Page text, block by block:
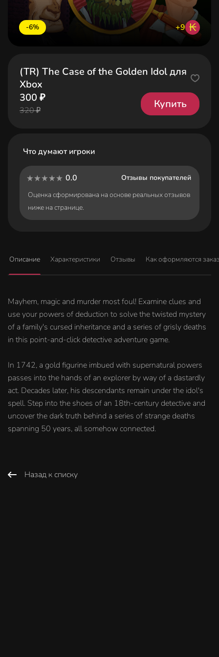
-6% +9 ₭
(TR) The Case of the Golden Idol для
Xbox
300 ₽
320 ₽
Купить
Что думают игроки
0.0
Отзывы покупателей
Оценка сформирована на основе реальных отзывов
ниже на странице.
Описание Характеристики Отзывы Как оформляются
Mayhem, magic and murder most foul! Examine clues and
use your powers of deduction to solve the twisted mystery
of a family's cursed inheritance and a series of grisly deaths
in this point-and-click detective adventure game.
In 1742, a gold figurine imbued with supernatural powers
passes into the hands of an explorer by way of a dastardly
act. Decades later, his descendants remain under the idol's
spell. Step into the shoes of an 18th-century detective and
uncover the dark truth behind a series of strange deaths
spanning 50 years, all somehow connected.
Назад к списку